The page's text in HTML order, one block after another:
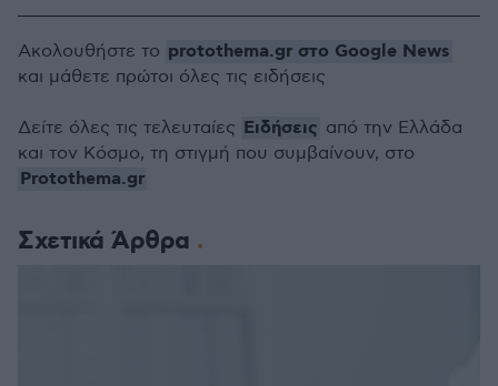
Σχετικά Άρθρα
Ακολουθήστε το protothema.gr στο Google News
και μάθετε πρώτοι όλες τις ειδήσεις
Δείτε όλες τις τελευταίες Ειδήσεις από την Ελλάδα
και τον Κόσμο, τη στιγμή που συμβαίνουν, στο
Protothema.gr